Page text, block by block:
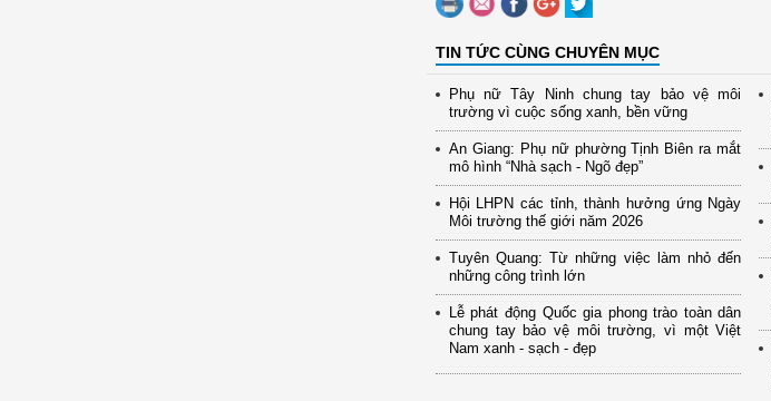
TIN TỨC CÙNG CHUYÊN MỤC
Phụ nữ Tây Ninh chung tay bảo vệ môi
trường vì cuộc sống xanh, bền vững
An Giang: Phụ nữ phường Tịnh Biên ra mắt
mô hình “Nhà sạch - Ngõ đẹp”
Hội LHPN các tỉnh, thành hưởng ứng Ngày
Môi trường thế giới năm 2026
Tuyên Quang: Từ những việc làm nhỏ đến
những công trình lớn
Lễ phát động Quốc gia phong trào toàn dân
chung tay bảo vệ môi trường, vì một Việt
Nam xanh - sạch - đẹp